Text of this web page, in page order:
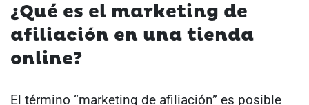
¿Qué es el marketing de
afiliación en una tienda
online?
El término “marketing de afiliación” es posible